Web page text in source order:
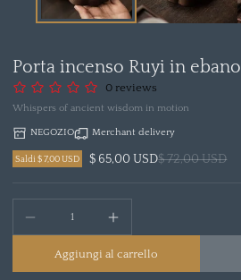
Porta incenso Ruyi in ebano
0 reviews
Whispers of ancient wisdom in motion
NEGOZIO Merchant delivery
$ 65,00 USD$ 72,00 USD
Saldi $ 7,00 USD
Aggiungi al carrello